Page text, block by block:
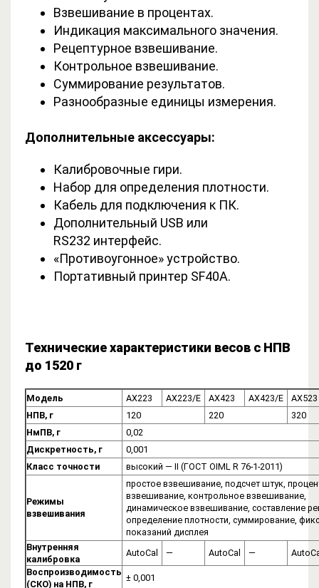
Взвешивание в процентах.
Индикация максимального значения.
Рецептурное взвешивание.
Контрольное взвешивание.
Суммирование результатов.
Разнообразные единицы измерения.
Дополнительные аксессуары:
Калибровочные гири.
Набор для определения плотности.
Кабель для подключения к ПК.
Дополнительный USB или
RS232 интерфейс.
«Противоугонное» устройство.
Портативный принтер SF40A.
Технические характеристики весов с НПВ
до 1520 г
Модель AX223 AX223/E AX423 AX423/E
AX523
НПВ, г
120 220
320
НмПВ, г
0,02
Дискретность, г
0,001
Класс точности
высокий — II (ГОСТ OIML R 76-1-2011)
Режимы
взвешивания
простое взвешивание, подсчет штук,
взвешивание, контрольное взвешивание,
динамическое взвешивание, составление
определение плотности, суммирование,
показаний дисплея
Внутренняя
калибровка
AutoCal — AutoCal —
Воспроизводимость
(СКО) на НПВ, г
± 0,001